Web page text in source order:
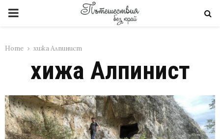
PRIMARY
Home хижа Алпинист
хижа Алпинист